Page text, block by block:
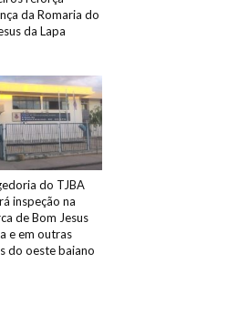
da Romaria do
da Lapa
do TJBA
inspeção na
de Bom Jesus
e em outras
do oeste baiano